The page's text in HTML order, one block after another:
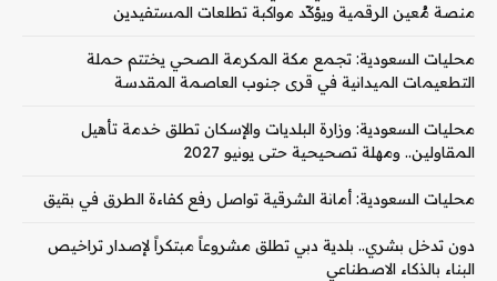
منصة مُعين الرقمية ويؤكّد مواكبة تطلعات المستفيدين
محليات السعودية: تجمع مكة المكرمة الصحي يختتم حملة
التطعيمات الميدانية في قرى جنوب العاصمة المقدسة
محليات السعودية: وزارة البلديات والإسكان تطلق خدمة تأهيل
المقاولين.. ومهلة تصحيحية حتى يونيو 2027
محليات السعودية: أمانة الشرقية تواصل رفع كفاءة الطرق في بقيق
دون تدخل بشري.. بلدية دبي تطلق مشروعاً مبتكراً لإصدار تراخيص
البناء بالذكاء الاصطناعي